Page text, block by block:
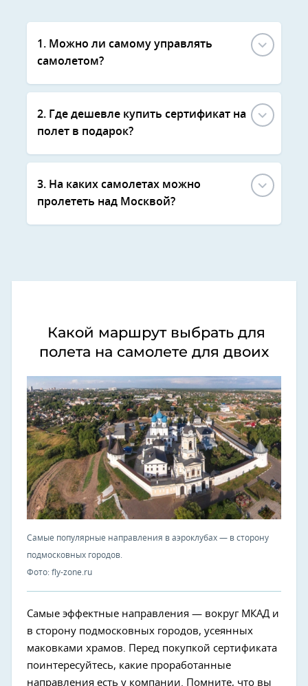
1. Можно ли самому управлять
самолетом?
2. Где дешевле купить сертификат на
полет в подарок?
3. На каких самолетах можно
пролететь над Москвой?
Какой маршрут выбрать для
полета на самолете для двоих
Самые популярные направления в аэроклубах — в сторону
подмосковных городов.
Фото: fly-zone.ru
Самые эффектные направления — вокруг МКАД и
в сторону подмосковных городов, усеянных
маковками храмов. Перед покупкой сертификата
поинтересуйтесь, какие проработанные
направления есть у компании. Помните, что вы